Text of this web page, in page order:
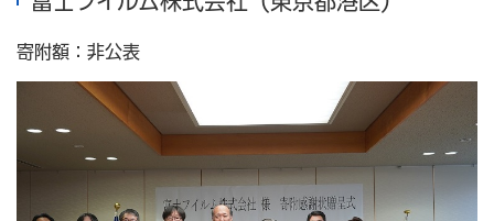
寄附額：非公表